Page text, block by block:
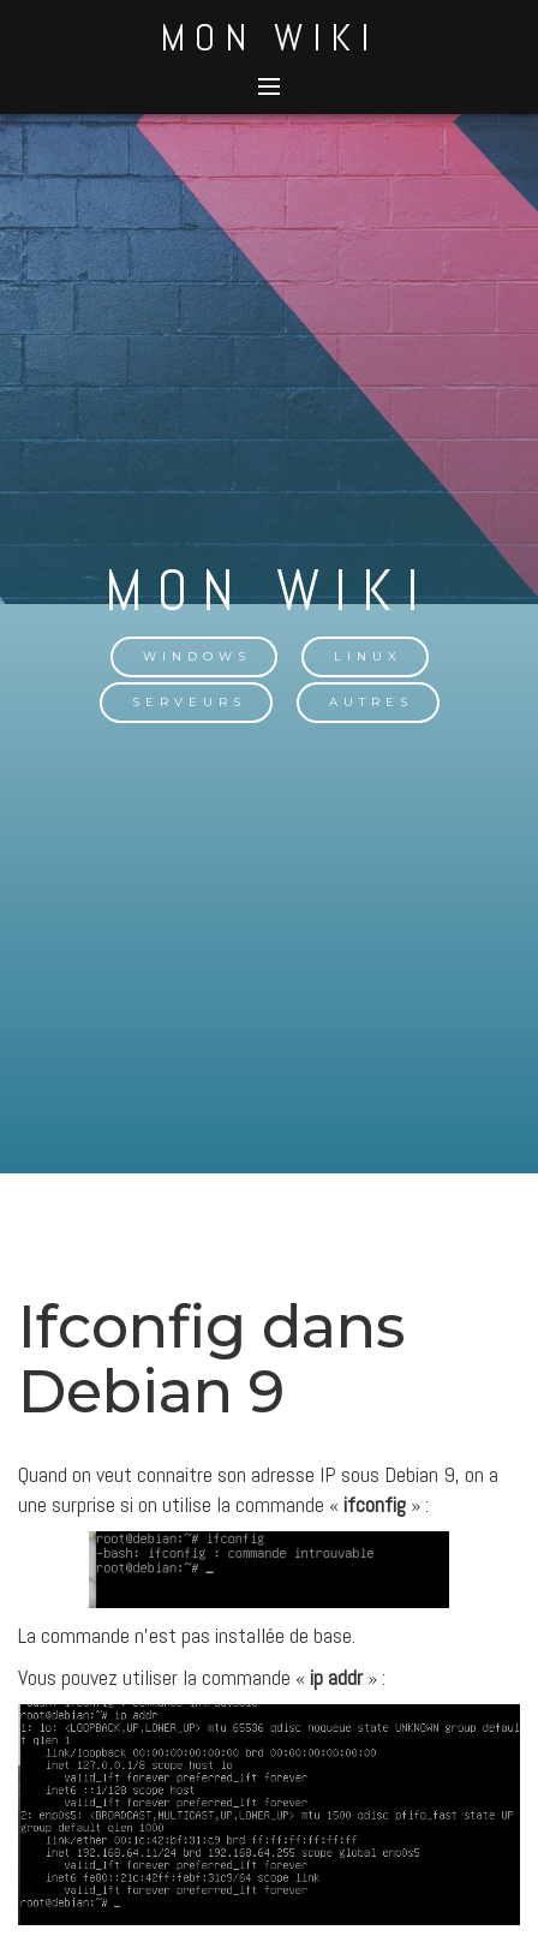
MON WIKI
WINDOWS LINUX
SERVEURS AUTRES
Ifconfig dans
Debian 9
Quand on veut connaitre son adresse IP sous Debian 9, on a
une surprise si on utilise la commande « ifconfig » :
La commande n’est pas installée de base.
Vous pouvez utiliser la commande « ip addr» :